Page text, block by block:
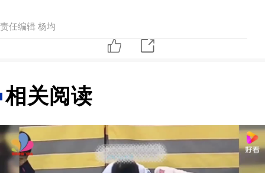
责任编辑 杨均
相关阅读